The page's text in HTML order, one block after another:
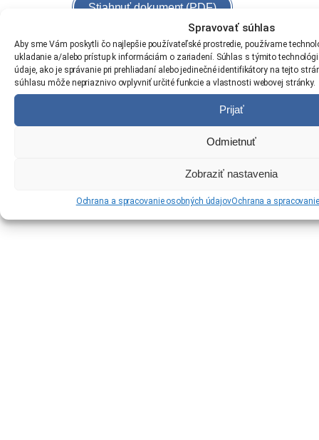
Spravovať súhlas
Aby sme Vám poskytli čo najlepšie používateľské prostredie, používame
ukladanie a/alebo prístup k informáciám o zariadení. Súhlas s týmito
údaje, ako je správanie pri prehliadaní alebo jedinečné identifikátory na tejto
súhlasu môže nepriaznivo ovplyvniť určité funkcie a vlastnosti webovej stránky.
Prijať
Odmietnuť
Zobraziť nastavenia
Ochrana a spracovanie osobných údajovOchrana a
Stiahnuť dokument (PDF)